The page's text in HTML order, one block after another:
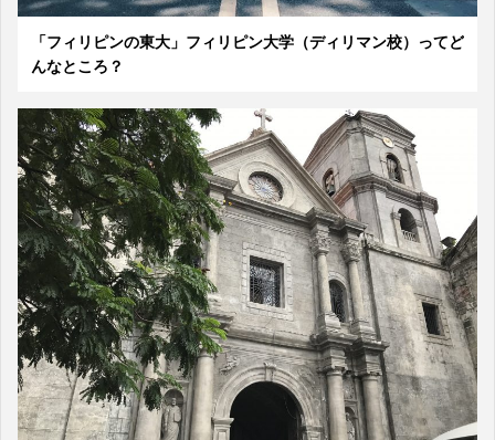
「フィリピンの東大」フィリピン大学（ディリマン校）ってど
んなところ？